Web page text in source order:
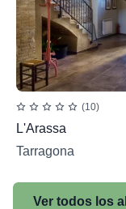
(10)
L'Arassa
Tarragona
Ver todos los